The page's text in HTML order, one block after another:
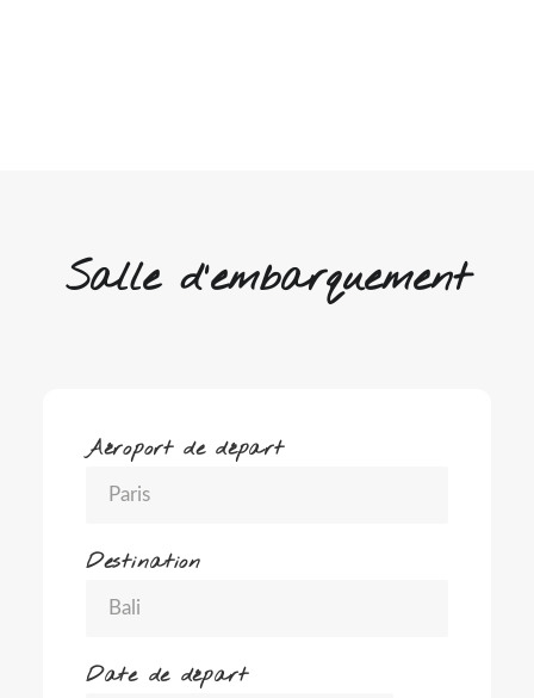
Salle d'embarquement
Aéroport de départ
Destination
Date de départ